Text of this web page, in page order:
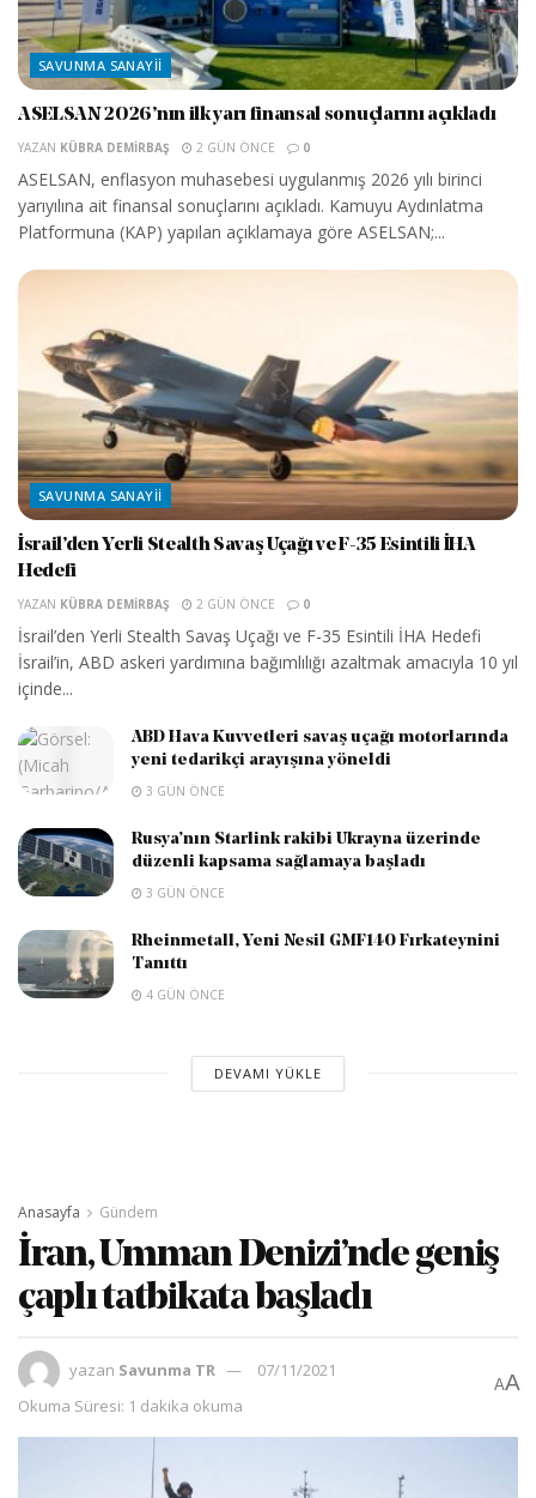
SAVUNMA SANAYII
ASELSAN 2026’nın ilk yarı finansal sonuçlarını açıkladı
YAZAN KÜBRA DEMIRBAŞ 2 GÜN ÖNCE 0
ASELSAN, enflasyon muhasebesi uygulanmış 2026 yılı birinci
yarıyılına ait finansal sonuçlarını açıkladı. Kamuyu Aydınlatma
Platformuna (KAP) yapılan açıklamaya göre ASELSAN;...
SAVUNMA SANAYII
İsrail’den Yerli Stealth Savaş Uçağı ve F-35 Esintili İHA
Hedefi
YAZAN KÜBRA DEMIRBAŞ 2 GÜN ÖNCE 0
İsrail’den Yerli Stealth Savaş Uçağı ve F-35 Esintili İHA Hedefi
İsrail’in, ABD askeri yardımına bağımlılığı azaltmak amacıyla 10 yıl
içinde...
ABD Hava Kuvvetleri savaş uçağı motorlarında
yeni tedarikçi arayışına yöneldi
3 GÜN ÖNCE
Rusya’nın Starlink rakibi Ukrayna üzerinde
düzenli kapsama sağlamaya başladı
3 GÜN ÖNCE
Rheinmetall, Yeni Nesil GMF140 Fırkateynini
Tanıttı
4 GÜN ÖNCE
DEVAMI YÜKLE
Anasayfa Gündem
İran, Umman Denizi’nde geniş
çaplı tatbikata başladı
yazan Savunma TR
07/11/2021
Okuma Süresi: 1 dakika okuma
AA